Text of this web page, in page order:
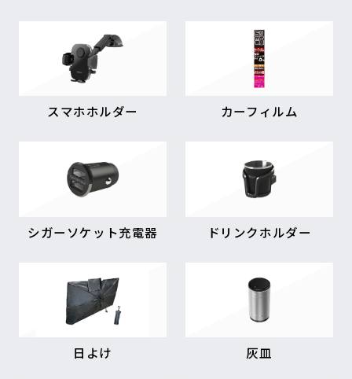
スマホホルダー カーフィルム
シガーソケット充電器 ドリンクホルダー
日よけ 灰皿